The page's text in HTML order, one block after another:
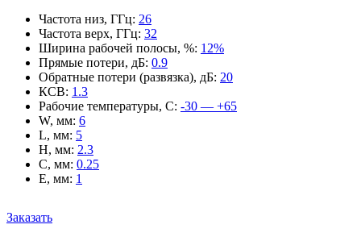
Частота низ, ГГц: 26
Частота верх, ГГц: 32
Ширина рабочей полосы, %: 12%
Прямые потери, дБ: 0.9
Обратные потери (развязка), дБ: 20
КСВ: 1.3
Рабочие температуры, С: -30 — +65
W, мм: 6
L, мм: 5
H, мм: 2.3
C, мм: 0.25
E, мм: 1
Заказать